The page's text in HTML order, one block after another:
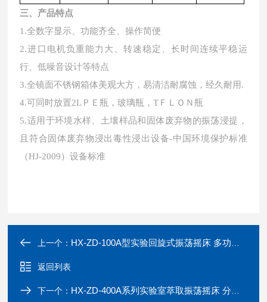
三、产品特点
1.全数字显示、功能齐全、操作简便
2.进口电机负重能力大、转速稳定、长时间连续平稳运
行、低噪音设计等特点
3.全镜面不锈钢箱体美观大方，易清洁耐腐蚀，经久耐用.
4.可同时放置2LＰＥ瓶，玻璃瓶，TＦＬＯＮ瓶
5.适用于环境水样、土壤样品和固体废弃物的振荡浸提，
且符合固体废弃物浸出毒性浸出设备-中国环境保护标准
（HJ-2009）设备标准
上一个： HX-ZD-100A型实验回旋式振荡摇床 多功能回旋振荡器
返回列表
下一个： HX-ZD-400A系列实验室萃取振荡摇床 分液漏斗垂直振荡器